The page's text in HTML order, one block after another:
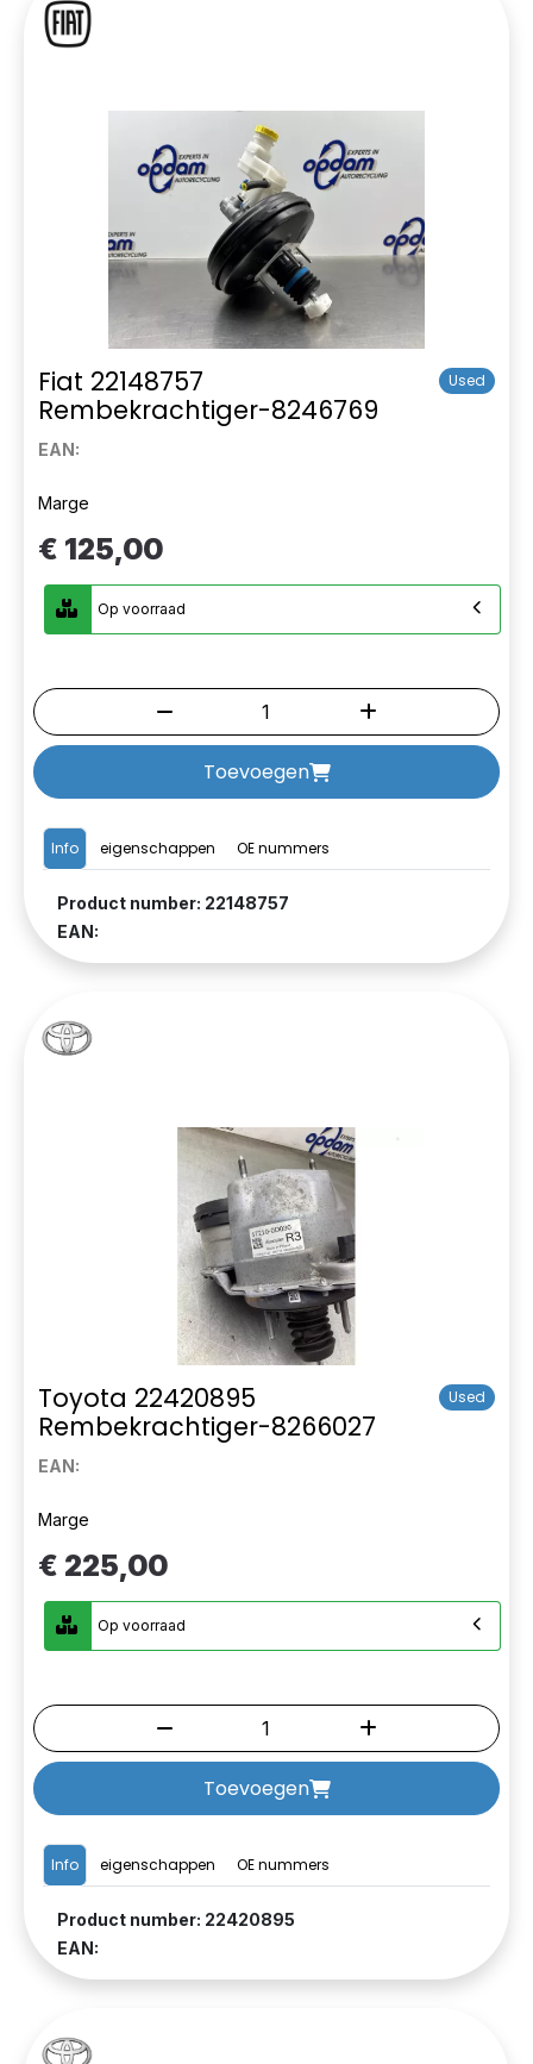
Fiat 22148757
Rembekrachtiger-8246769
Used
EAN:
Info eigenschappen OE nummers
Product number: 22148757
EAN:
Marge
€ 125,00
Op voorraad
Toevoegen
Toyota 22420895
Rembekrachtiger-8266027
Used
EAN:
Info eigenschappen OE nummers
Product number: 22420895
EAN:
Marge
€ 225,00
Op voorraad
Toevoegen